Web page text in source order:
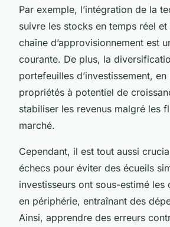
Par exemple, l’intégration de la
suivre les stocks en temps réel
chaîne d’approvisionnement est
courante. De plus, la
portefeuilles d’investissement,
propriétés à potentiel de
stabiliser les revenus malgré les
marché.
Cependant, il est tout aussi
échecs pour éviter des écueils
investisseurs ont sous-estimé les
en périphérie, entraînant des
Ainsi, apprendre des erreurs